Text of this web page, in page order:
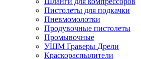
Пистолеты для подкачки
Пневмомолотки
Продувочные пистолеты
Промывочные
УШМ Граверы Дрели
Краскораспылители